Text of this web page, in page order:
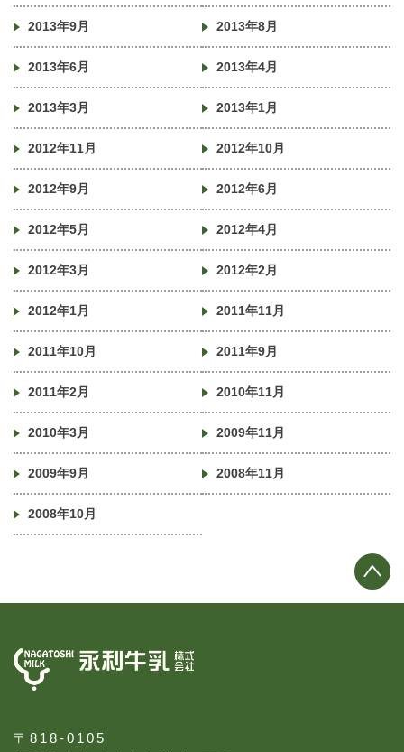
2013年9月 2013年8月
2013年6月 2013年4月
2013年3月 2013年1月
2012年11月 2012年10月
2012年9月 2012年6月
2012年5月 2012年4月
2012年3月 2012年2月
2012年1月 2011年11月
2011年10月 2011年9月
2011年2月 2010年11月
2010年3月 2009年11月
2009年9月 2008年11月
2008年10月
〒818-0105